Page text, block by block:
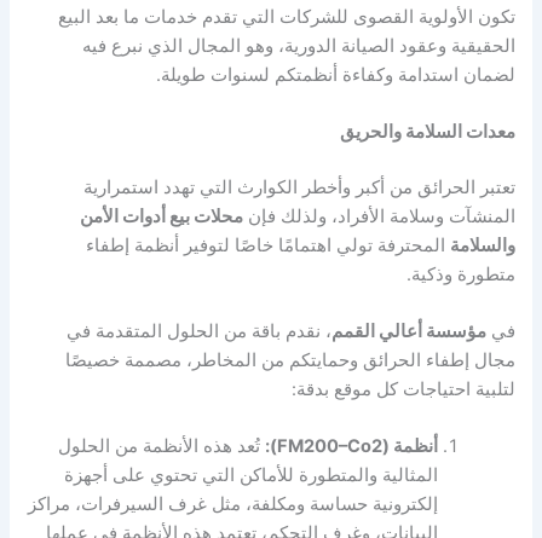
تكون الأولوية القصوى للشركات التي تقدم خدمات ما بعد البيع
الحقيقية وعقود الصيانة الدورية، وهو المجال الذي نبرع فيه
لضمان استدامة وكفاءة أنظمتكم لسنوات طويلة.
معدات السلامة والحريق
تعتبر الحرائق من أكبر وأخطر الكوارث التي تهدد استمرارية
المنشآت وسلامة الأفراد، ولذلك فإنمحلات بيع أدوات الأمن
والسلامة المحترفة تولي اهتمامًا خاصًا لتوفير أنظمة إطفاء
متطورة وذكية.
فيمؤسسة أعالي القمم، نقدم باقة من الحلول المتقدمة في
مجال إطفاء الحرائق وحمايتكم من المخاطر، مصممة خصيصًا
لتلبية احتياجات كل موقع بدقة:
أنظمة (FM200–Co2):
تُعد هذه الأنظمة من الحلول
المثالية والمتطورة للأماكن التي تحتوي على أجهزة
إلكترونية حساسة ومكلفة، مثل غرف السيرفرات، مراكز